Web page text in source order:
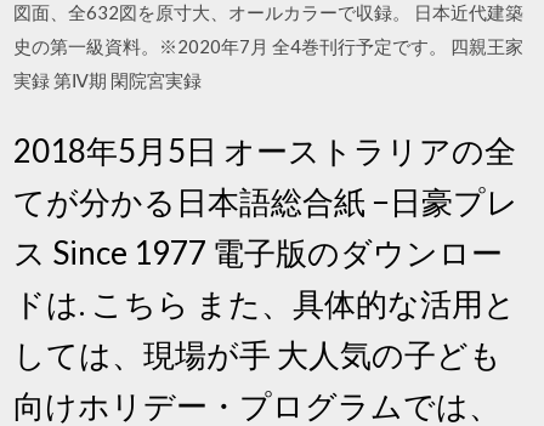
図面、全632図を原寸大、オールカラーで収録。 日本近代建築
史の第一級資料。※2020年7月 全4巻刊行予定です。 四親王家
実録 第Ⅳ期 閑院宮実録
2018年5月5日 オーストラリアの全
てが分かる日本語総合紙 −日豪プレ
ス Since 1977 電子版のダウンロー
ドは. こちら また、具体的な活用と
しては、現場が手 大人気の子ども
向けホリデー・プログラムでは、